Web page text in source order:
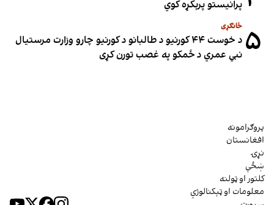
پرانیستو پرېکړه کوي
۵ ځانګړی
د خوست ۴۴ کورنیو د طالبانو د کورنیو چارو وزارت مرستیال
نبي عمري د ځمکو په غصب تورن کړی
پروګرامونه
افغانستان
نړۍ
ښځې
کلتور او ټولنه
معلومات او ټېکنالوژي